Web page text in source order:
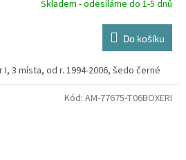
R
Skladem - odesíláme do 1-5 dnů
Do košíku
3 místa, od r. 1994-2006, šedo černé
Kód: AM-77675-T06BOXERI